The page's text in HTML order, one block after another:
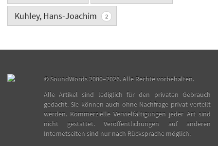
Kuhley, Hans-Joachim 2
©SoundWords2000–2026. Alle Rechte vorbehalten.
Alle Artikel sind lediglich für den privaten Gebrauch
gedacht. Sie können auch ohne Nachfrage privat verteilt
werden. Kommerzielle Vervielfältigungen jeder Art sind
nicht gestattet. Veröffentlichungen auf anderen
Internetseiten sind nur nach Rücksprache möglich.